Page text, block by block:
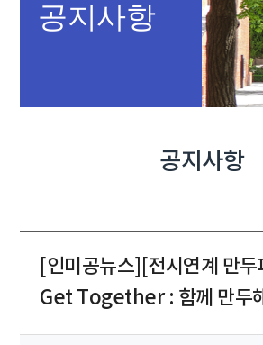
공지사항
공지사항
[인미공뉴스][전시연계 만두
Get Together : 함께 만두